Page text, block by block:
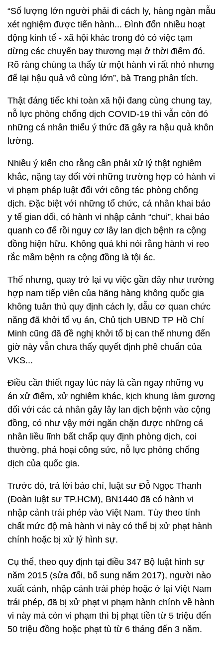
“Số lượng lớn người phải đi cách ly, hàng ngàn mẫu
xét nghiệm được tiến hành... Đình đốn nhiều hoạt
động kinh tế - xã hội khác trong đó có việc tạm
dừng các chuyến bay thương mại ở thời điểm đó.
Rõ ràng chúng ta thấy từ một hành vi rất nhỏ nhưng
để lại hậu quả vô cùng lớn”, bà Trang phân tích.
Thật đáng tiếc khi toàn xã hội đang cùng chung tay,
nỗ lực phòng chống dịch COVID-19 thì vẫn còn đó
những cá nhân thiếu ý thức đã gây ra hậu quả khôn
lường.
Nhiều ý kiến cho rằng cần phải xử lý thật nghiêm
khắc, nặng tay đối với những trường hợp có hành vi
vi phạm pháp luật đối với công tác phòng chống
dịch. Đặc biệt với những tổ chức, cá nhân khai báo
y tế gian dối, có hành vi nhập cảnh “chui”, khai báo
quanh co để rồi nguy cơ lây lan dịch bệnh ra cộng
đồng hiện hữu. Không quá khi nói rằng hành vi reo
rắc mầm bệnh ra cộng đồng là tội ác.
Thế nhưng, quay trở lại vụ việc gần đây như trường
hợp nam tiếp viên của hãng hàng không quốc gia
không tuân thủ quy định cách ly, dẫu cơ quan chức
năng đã khởi tố vụ án, Chủ tịch UBND TP Hồ Chí
Minh cũng đã đề nghị khởi tố bị can thế nhưng đến
giờ này vẫn chưa thấy quyết định phê chuẩn của
VKS...
Điều cần thiết ngay lúc này là cần ngay những vụ
án xử điểm, xử nghiêm khác, kịch khung làm gương
đối với các cá nhân gây lây lan dịch bệnh vào cộng
đồng, có như vậy mới ngăn chặn được những cá
nhân liều lĩnh bất chấp quy định phòng dịch, coi
thường, phá hoại công sức, nỗ lực phòng chống
dịch của quốc gia.
Trước đó, trả lời báo chí, luật sư Đỗ Ngọc Thanh
(Đoàn luật sư TP.HCM), BN1440 đã có hành vi
nhập cảnh trái phép vào Việt Nam. Tùy theo tính
chất mức độ mà hành vi này có thể bị xử phạt hành
chính hoặc bị xử lý hình sự.
Cụ thể, theo quy định tại điều 347 Bộ luật hình sự
năm 2015 (sửa đổi, bổ sung năm 2017), người nào
xuất cảnh, nhập cảnh trái phép hoặc ở lại Việt Nam
trái phép, đã bị xử phạt vi phạm hành chính về hành
vi này mà còn vi phạm thì bị phạt tiền từ 5 triệu đến
50 triệu đồng hoặc phạt tù từ 6 tháng đến 3 năm.